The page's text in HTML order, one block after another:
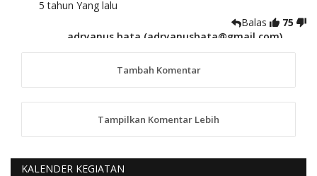
5 tahun Yang lalu
Balas
75
adryanus bata (adryanusbata@gmail.com)
TKS atas saran dan masukannya, akan kami
tindaklanjuti
anggy (anakkaos@gmail.com)
Kami perantu bisa baca langsung terkait Pilkada Sumba
5 tahun Yang lalu
Tambah Komentar
Tampilkan Komentar Lebih
KALENDER KEGIATAN